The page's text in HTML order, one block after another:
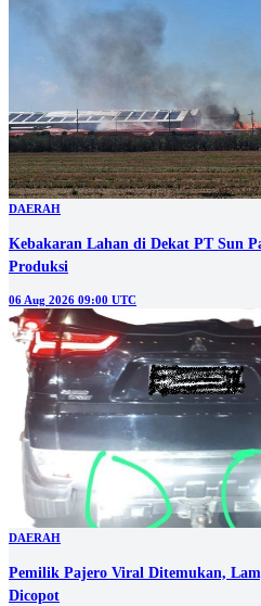
DAERAH
Kebakaran Lahan di Dekat PT Sun
Produksi
06 Aug 2026 09:00 UTC
DAERAH
Pemilik Pajero Viral Ditemukan,
Dicopot